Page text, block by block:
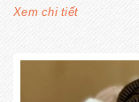
Xem chi tiết